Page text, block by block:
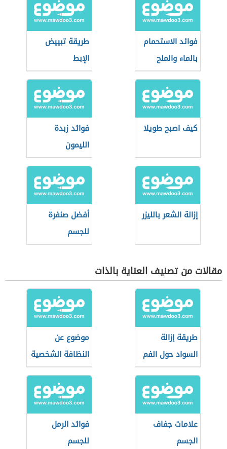
فوائد الاستحمام
بالماء والملح
طريقة تبييض
الإبط
كيف اصبح طويلا
فوائد زبدة
الليمون
إزالة الشعر بالليزر
أفضل صنفرة
للجسم
مقالات من تصنيف العناية بالذات
طريقة إزالة
السواد حول الفم
موضوع عن
النظافة الشخصية
علامات جفاف
الجسم
فوائد الرمل
للجسم